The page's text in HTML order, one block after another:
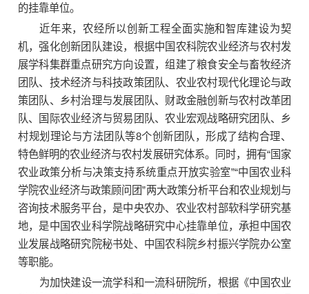
的挂靠单位。
近年来，农经所以创新工程全面实施和智库建设为契
机，强化创新团队建设，根据中国农科院农业经济与农村发
展学科集群重点研究方向设置，组建了粮食安全与畜牧经济
团队、技术经济与科技政策团队、农业农村现代化理论与政
策团队、乡村治理与发展团队、财政金融创新与农村改革团
队、国际农业经济与贸易团队、农业宏观战略研究团队、乡
村规划理论与方法团队等8个创新团队，形成了结构合理、
特色鲜明的农业经济与农村发展研究体系。同时，拥有“国家
农业政策分析与决策支持系统重点开放实验室”“中国农业科
学院农业经济与政策顾问团”两大政策分析平台和农业规划与
咨询技术服务平台，是中央农办、农业农村部软科学研究基
地，是中国农业科学院战略研究中心挂靠单位，承担中国农
业发展战略研究院秘书处、中国农科院乡村振兴学院办公室
等职能。
为加快建设一流学科和一流科研院所，根据《中国农业